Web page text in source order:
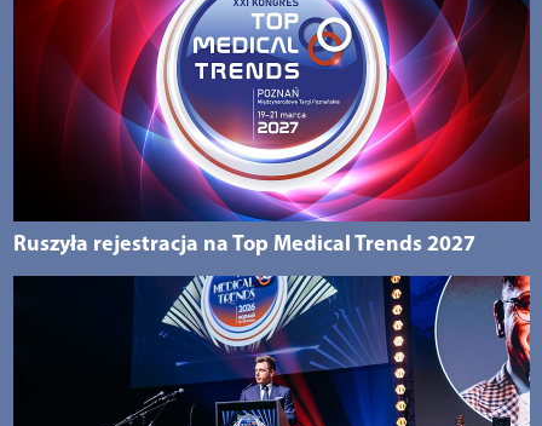
Ruszyła rejestracja na Top Medical Trends 2027